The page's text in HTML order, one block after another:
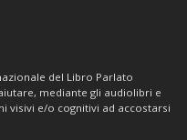
del Libro Parlato
mediante gli audiolibri e
visivi e/o cognitivi ad accostarsi